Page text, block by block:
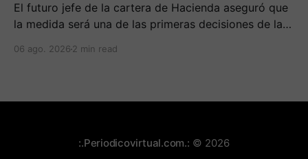
El futuro jefe de la cartera de Hacienda aseguró que
la medida será una de las primeras decisiones de la
agosto.
06 ago. 2026 2 min read
:.Periodicovirtual.com.: © 2026